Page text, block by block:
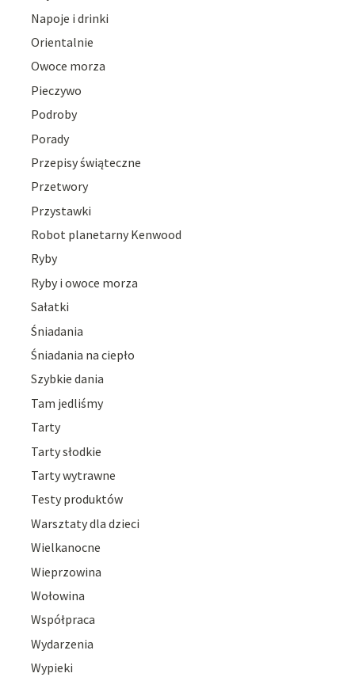
Napoje i drinki
Orientalnie
Owoce morza
Pieczywo
Podroby
Porady
Przepisy świąteczne
Przetwory
Przystawki
Robot planetarny Kenwood
Ryby
Ryby i owoce morza
Sałatki
Śniadania
Śniadania na ciepło
Szybkie dania
Tam jedliśmy
Tarty
Tarty słodkie
Tarty wytrawne
Testy produktów
Warsztaty dla dzieci
Wielkanocne
Wieprzowina
Wołowina
Współpraca
Wydarzenia
Wypieki